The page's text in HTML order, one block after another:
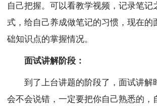
自己把握。可以看教学视频，记录笔记
式，给自己养成做笔记的习惯，现在的
础知识点的掌握情况。
面试讲解阶段：
到了上台讲题的阶段了，面试讲解
会不会说错，一定要把你自己熟悉的，